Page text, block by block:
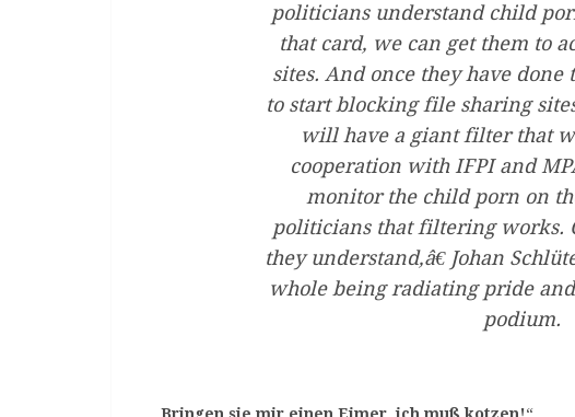
politicians understand child
that card, we can get them to
sites. And once they have done
to start blocking file sharing
will have a giant filter that
cooperation with IFPI and
monitor the child porn on
politicians that filtering works.
they understand,â€ Johan
whole being radiating pride
podium.